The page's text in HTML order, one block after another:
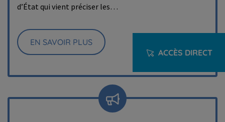
ACCÈS DIRECT
d’État qui vient préciser les…
EN SAVOIR PLUS